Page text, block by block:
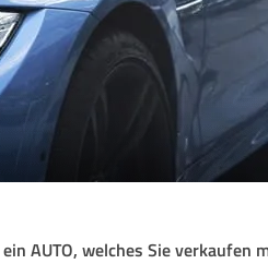
AUTO, welches Sie verkaufen